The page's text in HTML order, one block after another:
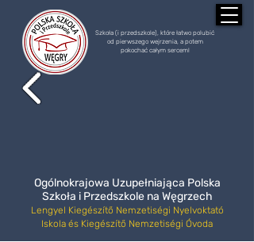
Szkoła (i przedszkole), które łatwo polubić
od pierwszego wejrzenia, a potem
pokochać całym sercem!
Ogólnokrajowa Uzupełniająca Polska
Szkoła i Przedszkole na Węgrzech
Lengyel Kiegészítő Nemzetiségi Nyelvoktató
Iskola és Kiegészítő Nemzetiségi Óvoda